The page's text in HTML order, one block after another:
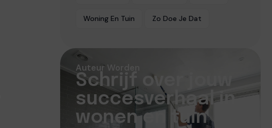
Woning En Tuin Zo Doe Je Dat
Auteur Worden
Schrijf over jouw
succesverhaal in
wonen en tuin